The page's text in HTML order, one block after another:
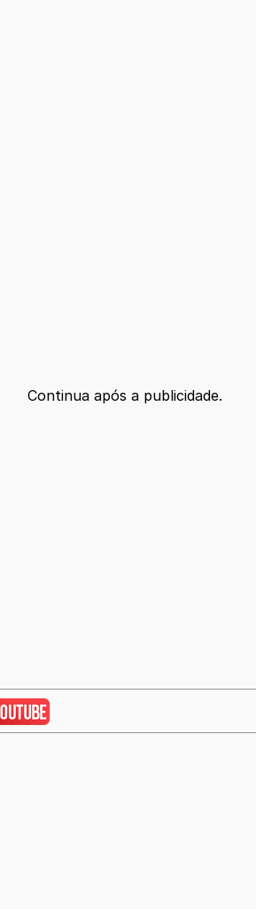
Continua após a publicidade.